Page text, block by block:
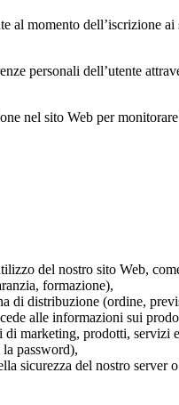
momento dell’iscrizione
personali dell’utente
nel sito Web per
del nostro sito Web,
formazione),
di distribuzione (ordine,
alle informazioni sui
marketing, prodotti, servizi
password),
sicurezza del nostro server